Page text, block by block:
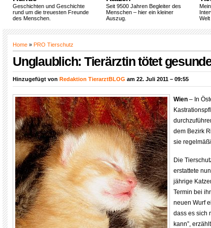
Geschichten und Geschichte
rund um die treuesten Freunde
des Menschen.
Seit 9500 Jahren Begleiter des
Menschen – hier ein kleiner
Auszug.
Welt
Home » PRO Tierschutz
Unglaublich: Tierärztin tötet
Hinzugefügt von Redaktion TierarztBLOG am 22. Juli 2011 – 09:55
Wien – In
dem Bezirk
sie
Die
erstattete
jährige
Termin bei
neuen Wurf
dass es sich
kann”,